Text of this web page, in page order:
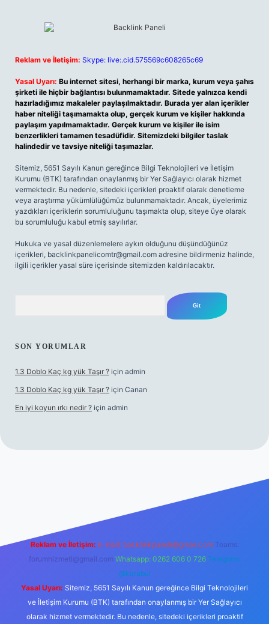
Reklam ve İletişim: Skype: live:.cid.575569c608265c69
Yasal Uyarı: Bu internet sitesi, herhangi bir marka, kurum veya şahıs
şirketi ile hiçbir bağlantısı bulunmamaktadır. Sitede yalnızca kendi
hazırladığımız makaleler paylaşılmaktadır. Burada yer alan içerikler
haber niteliği taşımamakta olup, gerçek kurum ve kişiler hakkında
paylaşım yapılmamaktadır. Gerçek kurum ve kişiler ile isim
benzerlikleri tamamen tesadüfidir. Sitemizdeki bilgiler taslak
halindedir ve tavsiye niteliği taşımazlar.
Sitemiz, 5651 Sayılı Kanun gereğince Bilgi Teknolojileri ve İletişim
Kurumu (BTK) tarafından onaylanmış bir Yer Sağlayıcı olarak hizmet
vermektedir. Bu nedenle, sitedeki içerikleri proaktif olarak denetleme
veya araştırma yükümlülüğümüz bulunmamaktadır. Ancak, üyelerimiz
yazdıkları içeriklerin sorumluluğunu taşımakta olup, siteye üye olarak
bu sorumluluğu kabul etmiş sayılırlar.
Hukuka ve yasal düzenlemelere aykırı olduğunu düşündüğünüz
içerikleri, backlinkpanelicomtr@gmail.com adresine bildirmeniz halinde,
ilgili içerikler yasal süre içerisinde sitemizden kaldırılacaktır.
SON YORUMLAR
1.3 Doblo Kaç kg yük Taşır ? için admin
1.3 Doblo Kaç kg yük Taşır ? için Canan
En iyi koyun ırkı nedir ? için admin
Reklam ve İletişim: E-mail: backlinkpaneli@gmail.com Teams:
forumhizmeti@gmail.com Whatsapp: 0262 606 0 726 Telegram:
@karabul
Yasal Uyarı: Sitemiz, 5651 Sayılı Kanun gereğince Bilgi Teknolojileri
ve İletişim Kurumu (BTK) tarafından onaylanmış bir Yer Sağlayıcı
olarak hizmet vermektedir. Bu nedenle, sitedeki içerikleri proaktif